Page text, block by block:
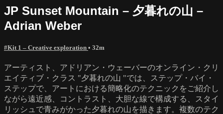
JP Sunset Mountain – 夕暮れの山 –
Adrian Weber
#Kit 1 – Creative exploration • 32m
アーティスト、アドリアン・ウェーバーのオンライン・クリ
エイティブ・クラス "夕暮れの山 "では、ステップ・バイ・
ステップで、アートにおける簡略化のテクニックをご紹介し
ながら遠近感、コントラスト、大胆な線で構成する、スタイ
リッシュで青みがかった夕暮れの山を描きます。複数のテク